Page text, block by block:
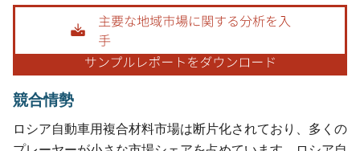
画像 © Mordor Intelligence。再利用にはCC BY 4.0の表示が必要です。
競合情勢
ロシア自動車用複合材料市場は断片化されており、多くの